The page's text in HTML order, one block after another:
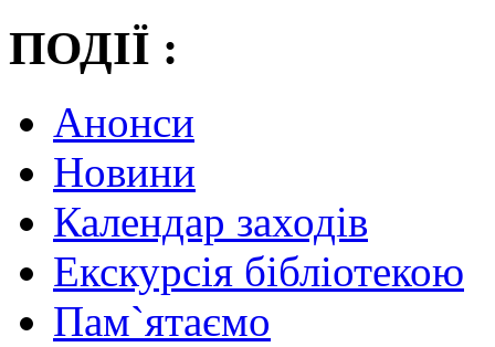
ПОДІЇ :
Анонси
Новини
Календар заходів
Екскурсія бібліотекою
Пам`ятаємо